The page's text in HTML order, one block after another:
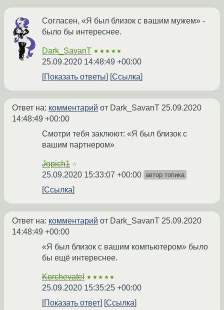
Согласен, «Я был близок с вашим мужем» -
было бы интереснее.
Dark_SavanT ★★★★★
25.09.2020 14:48:49 +00:00
Показать ответы
Ссылка
Ответ на: комментарий от Dark_SavanT 25.09.2020
14:48:49 +00:00
Смотри тебя заклюют: «Я был близок с
вашим партнером»
Jopich1 ☆
25.09.2020 15:33:07 +00:00 автор топика
Ссылка
Ответ на: комментарий от Dark_SavanT 25.09.2020
14:48:49 +00:00
«Я был близок с вашим компьютером» было
бы ещё интереснее.
Korchevatel ★★★★★
25.09.2020 15:35:25 +00:00
Показать ответ
Ссылка